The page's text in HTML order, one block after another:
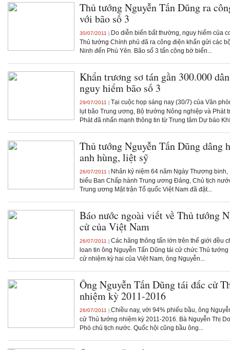
Thủ tướng Nguyễn Tấn Dũng ra
với bão số 3
30/07/2011
Do diễn biến bất thường, nguy hiểm của
Thủ tướng Chính phủ đã ra công điện khẩn gửi các
Ninh đến Phú Yên. Bão số 3 tấn công bờ biển...
Khẩn trương sơ tán gần 300.000
nguy hiểm bão số 3
29/07/2011
Tại cuộc họp sáng nay (30/7) của Văn
lụt bão Trung ương, Bộ trưởng Nông nghiệp và Phát
Phát đã nhấn mạnh thông tin từ Trung tâm Dự báo
Thủ tướng Nguyễn Tấn Dũng dâng
anh hùng, liệt sỹ
26/07/2011
Nhân kỷ niệm 64 năm Ngày Thương
biểu Ban Chấp hành Trung ương Đảng, Chủ tịch
Trung ương Mặt trận Tổ quốc Việt Nam đã đặt...
Báo nước ngoài viết về Thủ tướng
cử của Việt Nam
26/07/2011
Các hãng thông tấn lớn trên thế giới đều
loan tin ông Nguyễn Tấn Dũng tái cử chức Thủ
cử nhiệm kỳ hai của Việt Nam, ông Nguyễn...
Ông Nguyễn Tấn Dũng tái đắc cử
nhiệm kỳ 2011-2016
26/07/2011
Chiều nay, với 94% phiếu bầu, ông
cử Thủ tướng nhiệm kỳ 2011-2016. Bà Nguyễn Thị
Phó chủ tịch nước. Quốc hội cũng bầu ông...